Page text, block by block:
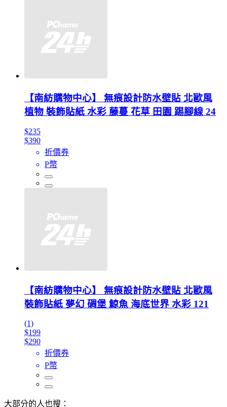
【南紡購物中心】 無痕設計防水壁貼 北歐風
植物 裝飾貼紙 水彩 藤蔓 花草 田園 踢腳線 24
$235
$390
折價券
P幣
【南紡購物中心】 無痕設計防水壁貼 北歐風
裝飾貼紙 夢幻 碉堡 鯨魚 海底世界 水彩 121
(1)
$199
$290
折價券
P幣
大部分的人也搜：